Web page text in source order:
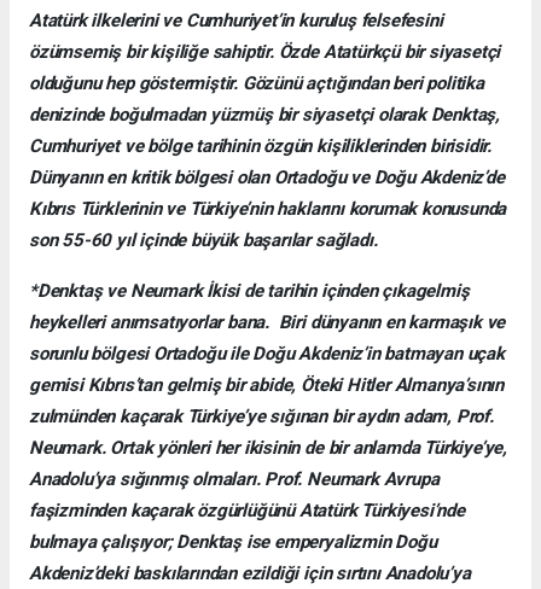
Atatürk ilkelerini ve Cumhuriyet’in kuruluş felsefesini
özümsemiş bir kişiliğe sahiptir. Özde Atatürkçü bir siyasetçi
olduğunu hep göstermiştir. Gözünü açtığından beri politika
denizinde boğulmadan yüzmüş bir siyasetçi olarak Denktaş,
Cumhuriyet ve bölge tarihinin özgün kişiliklerinden birisidir.
Dünyanın en kritik bölgesi olan Ortadoğu ve Doğu Akdeniz’de
Kıbrıs Türklerinin ve Türkiye’nin haklarını korumak konusunda
son 55-60 yıl içinde büyük başarılar sağladı.
*Denktaş ve Neumark İkisi de tarihin içinden çıkagelmiş
heykelleri anımsatıyorlar bana. Biri dünyanın en karmaşık ve
sorunlu bölgesi Ortadoğu ile Doğu Akdeniz’in batmayan uçak
gemisi Kıbrıs’tan gelmiş bir abide, Öteki Hitler Almanya’sının
zulmünden kaçarak Türkiye’ye sığınan bir aydın adam, Prof.
Neumark. Ortak yönleri her ikisinin de bir anlamda Türkiye’ye,
Anadolu’ya sığınmış olmaları. Prof. Neumark Avrupa
faşizminden kaçarak özgürlüğünü Atatürk Türkiyesi’nde
bulmaya çalışıyor; Denktaş ise emperyalizmin Doğu
Akdeniz’deki baskılarından ezildiği için sırtını Anadolu’ya